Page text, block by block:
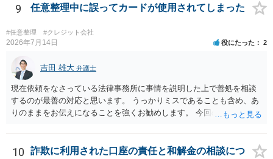
いては弁護士として能力不足なのかもしれません。相手にしない方が
良いと思います。ただ、仮想通貨詐欺の被害回復は現実的には難しい
かもしれません。
9 任意整理中に誤ってカードが使用されてしまった
#任意整理 #クレジット会社
2026年7月14日 役にたった 2
吉田 雄大 弁護士
現在依頼をなさっている法律事務所に事情を説明した上で善処を相談
するのが最善の対応と思います。 うっかりミスであることも含め、あ
りのままをお伝えになることを強くお勧めします。 今回のできごとだ
早ければ早いほどいいのは間違いありません。 ご健闘をお祈りいたし
ます。
10
詐欺に利用された口座の責任と和解金の相談につ